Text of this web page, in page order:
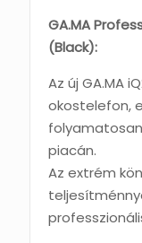
GA.MA
(Black):
Az új GA.MA
okostelefon,
piacán.
Az extrém